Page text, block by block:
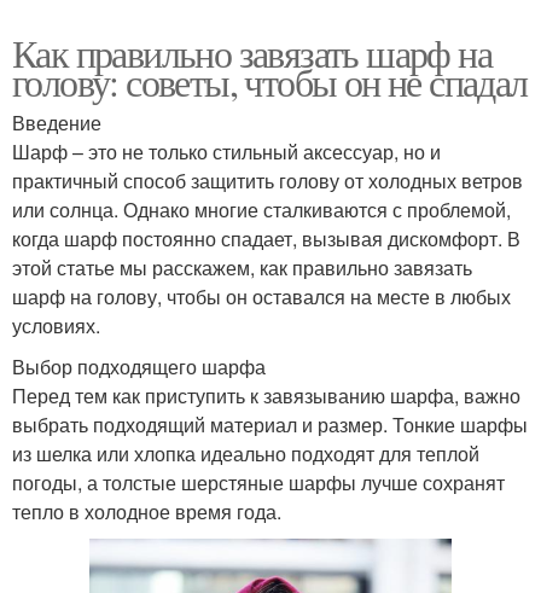
Как правильно завязать шарф на
голову: советы, чтобы он не спадал
Введение
Шарф – это не только стильный аксессуар, но и
практичный способ защитить голову от холодных ветров
или солнца. Однако многие сталкиваются с проблемой,
когда шарф постоянно спадает, вызывая дискомфорт. В
этой статье мы расскажем, как правильно завязать
шарф на голову, чтобы он оставался на месте в любых
условиях.
Выбор подходящего шарфа
Перед тем как приступить к завязыванию шарфа, важно
выбрать подходящий материал и размер. Тонкие шарфы
из шелка или хлопка идеально подходят для теплой
погоды, а толстые шерстяные шарфы лучше сохранят
тепло в холодное время года.